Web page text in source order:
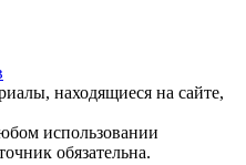
находящиеся на сайте,
использовании
обязательна.